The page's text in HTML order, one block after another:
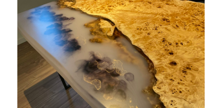
商品情報
直営店
イベント